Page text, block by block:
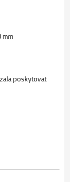
mm
poskytovat